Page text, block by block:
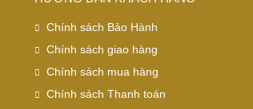
Chính sách Bảo Hành
Chính sách giao hàng
Chính sách mua hàng
Chính sách Thanh toán